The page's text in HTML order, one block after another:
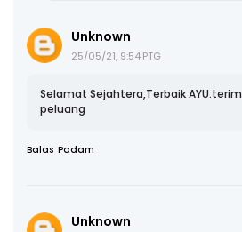
Unknown
25/05/21, 9:54 PTG
Selamat Sejahtera,Terbaik
peluang
Balas Padam
Unknown